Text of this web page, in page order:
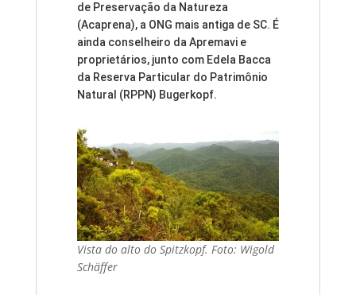
de Preservação da Natureza
(Acaprena), a ONG mais antiga de SC. É
ainda conselheiro da Apremavi e
proprietários, junto com Edela Bacca
da Reserva Particular do Patrimônio
Natural (RPPN) Bugerkopf.
Vista do alto do Spitzkopf. Foto: Wigold
Schäffer